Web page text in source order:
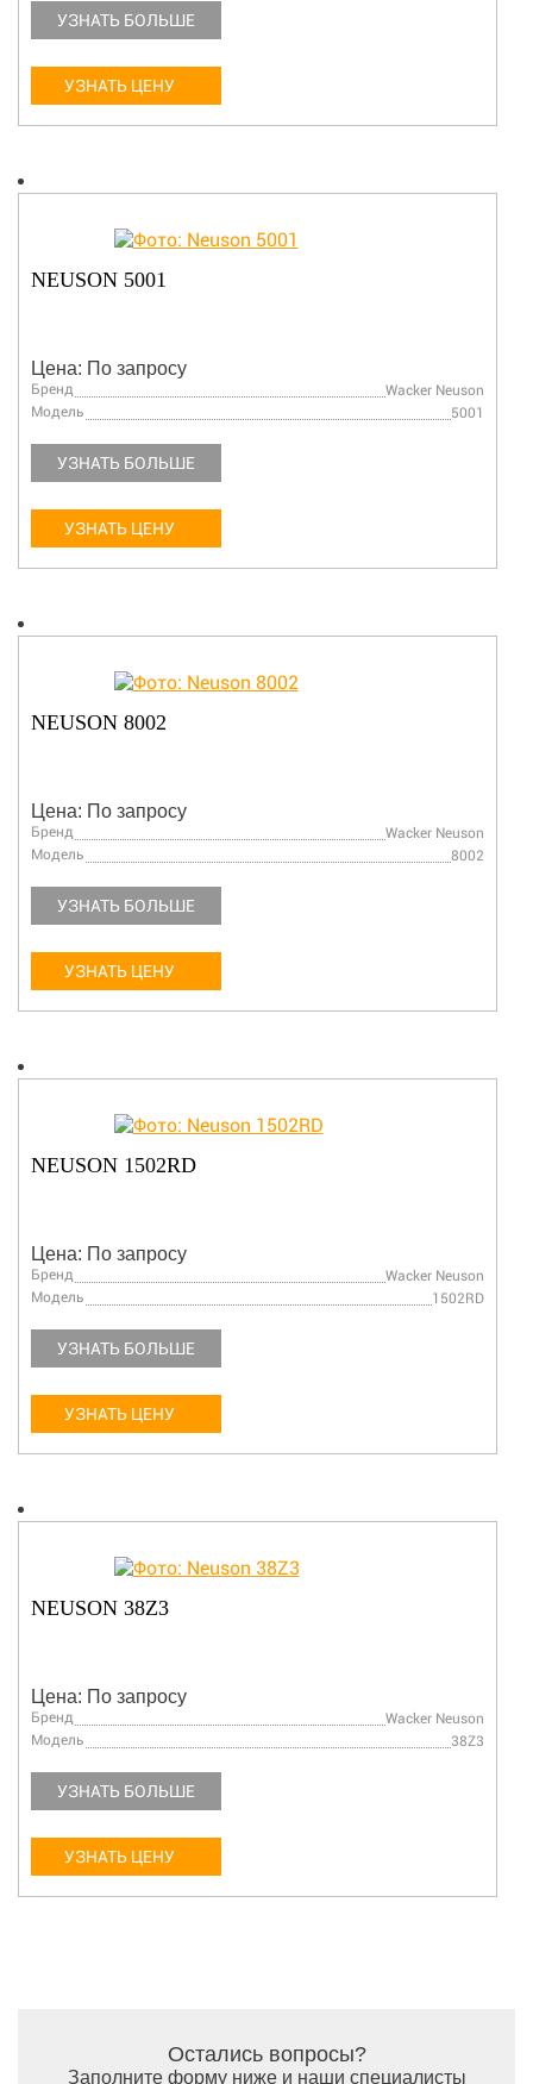
УЗНАТЬ БОЛЬШЕ
УЗНАТЬ ЦЕНУ
NEUSON 5001
Цена: По запросу
Бренд
Wacker Neuson
Модель
5001
УЗНАТЬ БОЛЬШЕ
УЗНАТЬ ЦЕНУ
NEUSON 8002
Цена: По запросу
Бренд
Wacker Neuson
Модель
8002
УЗНАТЬ БОЛЬШЕ
УЗНАТЬ ЦЕНУ
NEUSON 1502RD
Цена: По запросу
Бренд
Wacker Neuson
Модель
1502RD
УЗНАТЬ БОЛЬШЕ
УЗНАТЬ ЦЕНУ
NEUSON 38Z3
Цена: По запросу
Бренд
Wacker Neuson
Модель
38Z3
УЗНАТЬ БОЛЬШЕ
УЗНАТЬ ЦЕНУ
Остались вопросы?
Заполните форму ниже и наши специалисты